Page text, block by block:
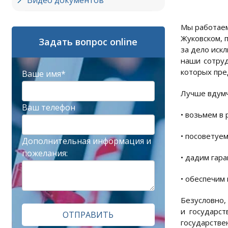
Задать вопрос online
Ваше имя*
Ваш телефон
Дополнительная информация и
пожелания:
ОТПРАВИТЬ
Мы
Жуковском,
за дело
наши
которых
Лучше
• возьмем в
•
• дадим
•
и